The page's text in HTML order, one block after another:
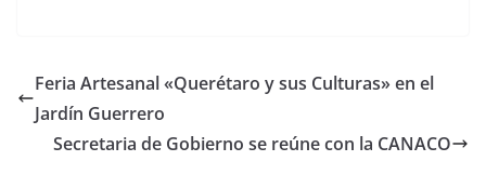
e
b
o
er l s
p
e
g
gr
m
p
tir
Feria Artesanal «Querétaro y sus Culturas» en el
Jardín Guerrero
Secretaria de Gobierno se reúne con la CANACO